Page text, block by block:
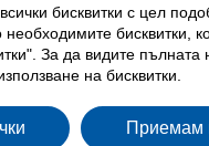
на настройки за
на личните данни на
Family
бисквитки с цел
За да видите
на бисквитки.
Приемам